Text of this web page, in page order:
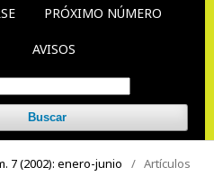
PRÓXIMO NÚMERO
AVISOS
Buscar
7 (2002): enero-junio / Artículos